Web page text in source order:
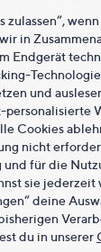
zulassen“,
in
Endgerät
und
Cookies
nicht
für die
sie
deine
du in unserer